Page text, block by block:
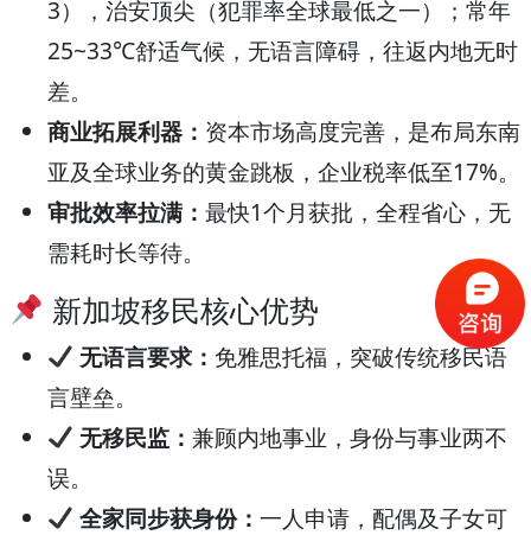
3），治安顶尖（犯罪率全球最低之一）；常年
25~33℃舒适气候，无语言障碍，往返内地无时
差。
商业拓展利器： 资本市场高度完善，是布局东南
亚及全球业务的黄金跳板，企业税率低至17%。
审批效率拉满： 最快1个月获批，全程省心，无
需耗时长等待。
新加坡移民核心优势
无语言要求： 免雅思托福，突破传统移民语
言壁垒。
无移民监： 兼顾内地事业，身份与事业两不
误。
全家同步获身份： 一人申请，配偶及子女可